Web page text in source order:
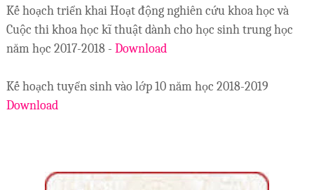
Kế hoạch triển khai Hoạt động nghiên cứu khoa học và
Cuộc thi khoa học kĩ thuật dành cho học sinh trung học
năm học 2017-2018 - Download
Kế hoạch tuyển sinh vào lớp 10 năm học 2018-2019
Download